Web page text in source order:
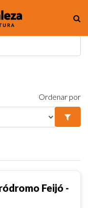
Ordenar por
Feijó -